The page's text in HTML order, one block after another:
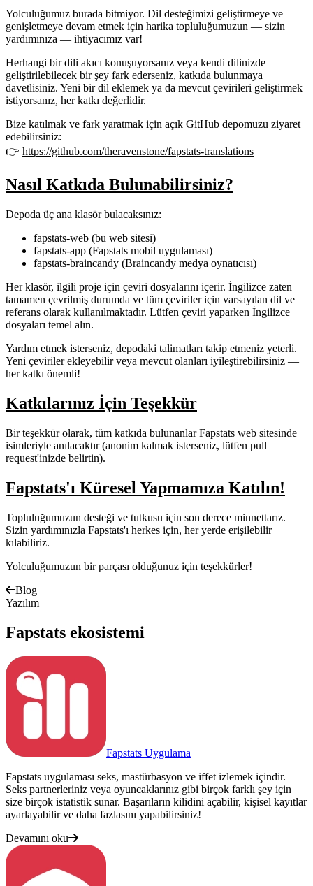
Yolculuğumuz burada bitmiyor. Dil desteğimizi geliştirmeye ve
genişletmeye devam etmek için harika topluluğumuzun — sizin
yardımınıza — ihtiyacımız var!
Herhangi bir dili akıcı konuşuyorsanız veya kendi dilinizde
geliştirilebilecek bir şey fark ederseniz, katkıda bulunmaya
davetlisiniz. Yeni bir dil eklemek ya da mevcut çevirileri geliştirmek
istiyorsanız, her katkı değerlidir.
Bize katılmak ve fark yaratmak için açık GitHub depomuzu ziyaret
edebilirsiniz:
👉 https://github.com/theravenstone/fapstats-translations
Nasıl Katkıda Bulunabilirsiniz?
Depoda üç ana klasör bulacaksınız:
fapstats-web (bu web sitesi)
fapstats-app (Fapstats mobil uygulaması)
fapstats-braincandy (Braincandy medya oynatıcısı)
Her klasör, ilgili proje için çeviri dosyalarını içerir. İngilizce zaten
tamamen çevrilmiş durumda ve tüm çeviriler için varsayılan dil ve
referans olarak kullanılmaktadır. Lütfen çeviri yaparken İngilizce
dosyaları temel alın.
Yardım etmek isterseniz, depodaki talimatları takip etmeniz yeterli.
Yeni çeviriler ekleyebilir veya mevcut olanları iyileştirebilirsiniz —
her katkı önemli!
Katkılarınız İçin Teşekkür
Bir teşekkür olarak, tüm katkıda bulunanlar Fapstats web sitesinde
isimleriyle anılacaktır(anonim kalmak isterseniz, lütfen pull
request'inizde belirtin).
Fapstats'ı Küresel Yapmamıza Katılın!
Topluluğumuzun desteği ve tutkusu için son derece minnettarız.
Sizin yardımınızla Fapstats'ı herkes için, her yerde erişilebilir
kılabiliriz.
Yolculuğumuzun bir parçası olduğunuz için teşekkürler!
Blog
Yazılım
Fapstats ekosistemi
Fapstats Uygulama
Fapstats uygulaması seks, mastürbasyon ve iffet izlemek içindir.
Seks partnerleriniz veya oyuncaklarınız gibi birçok farklı şey için
size birçok istatistik sunar. Başarıların kilidini açabilir, kişisel kayıtlar
ayarlayabilir ve daha fazlasını yapabilirsiniz!
Devamını oku